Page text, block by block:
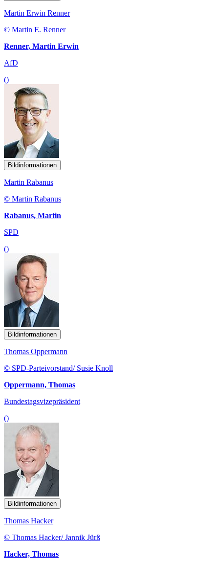
Martin Erwin Renner
© Martin E. Renner
Renner, Martin Erwin
AfD
()
Bildinformationen
Martin Rabanus
© Martin Rabanus
Rabanus, Martin
SPD
()
Bildinformationen
Thomas Oppermann
© SPD-Parteivorstand/ Susie Knoll
Oppermann, Thomas
Bundestagsvizepräsident
()
Bildinformationen
Thomas Hacker
© Thomas Hacker/ Jannik Jürß
Hacker, Thomas